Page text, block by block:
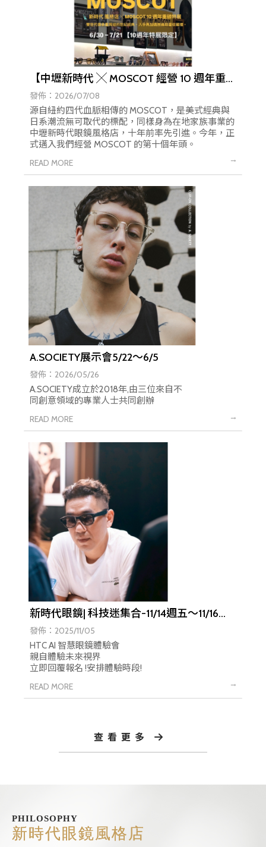
【中壢新時代 ╳ MOSCOT 經營 10 週年重
磅特展 】
發佈：2026/07/08
源自紐約四代血脈相傳的 MOSCOT，是美式經典與
日系潮流無可取代的標配，同樣身為在地家族事業的
中壢新時代眼鏡風格店，十年前率先引進。今年，正
式邁入我們經營 MOSCOT 的第十個年頭。
A.SOCIETY展示會5/22～6/5
發佈：2026/05/26
A.SOCIETY成立於2018年,由三位來自不
同創意領域的專業人士共同創辦
新時代眼鏡| 科技迷集合-11/14週五～11/16週
日 HTC AI 智慧眼鏡體驗會
發佈：2025/11/05
HTC AI 智慧眼鏡體驗會
親自體驗未來視界
立即回覆報名 !安排體驗時段!
查看更多
桃園眼鏡行
中壢眼鏡行
配眼鏡
PHILOSOPHY
新時代眼鏡風格店